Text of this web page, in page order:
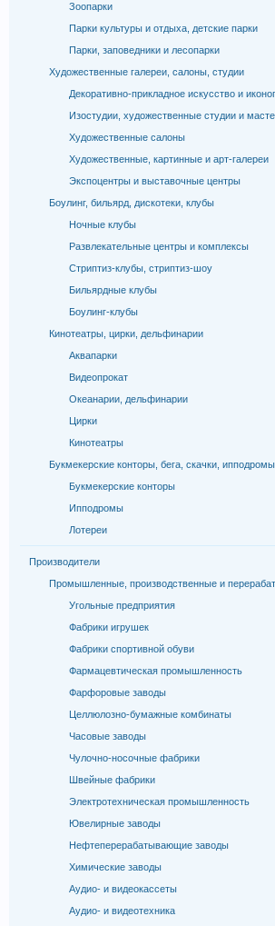
Зоопарки
Парки культуры и отдыха, детские парки
Парки, заповедники и лесопарки
Художественные галереи, салоны, студии
Декоративно-прикладное искусство и
Изостудии, художественные студии и
Художественные салоны
Художественные, картинные и арт-галереи
Экспоцентры и выставочные центры
Боулинг, бильярд, дискотеки, клубы
Ночные клубы
Развлекательные центры и комплексы
Стриптиз-клубы, стриптиз-шоу
Бильярдные клубы
Боулинг-клубы
Кинотеатры, цирки, дельфинарии
Аквапарки
Видеопрокат
Океанарии, дельфинарии
Цирки
Кинотеатры
Букмекерские конторы, бега, скачки,
Букмекерские конторы
Ипподромы
Лотереи
Производители
Промышленные, производственные и
Угольные предприятия
Фабрики игрушек
Фабрики спортивной обуви
Фармацевтическая промышленность
Фарфоровые заводы
Целлюлозно-бумажные комбинаты
Часовые заводы
Чулочно-носочные фабрики
Швейные фабрики
Электротехническая промышленность
Ювелирные заводы
Нефтеперерабатывающие заводы
Химические заводы
Аудио- и видеокассеты
Аудио- и видеотехника